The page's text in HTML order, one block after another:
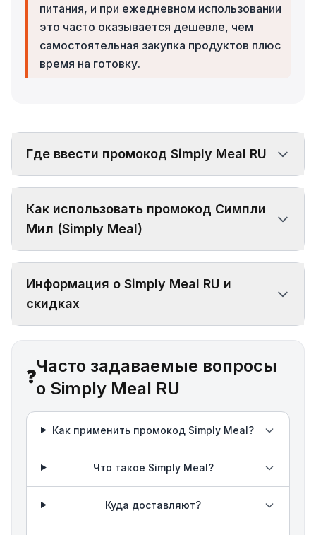
питания, и при ежедневном использовании
это часто оказывается дешевле, чем
самостоятельная закупка продуктов плюс
время на готовку.
Где ввести промокод Simply Meal RU
Как использовать промокод Симпли
Мил (Simply Meal)
Информация о Simply Meal RU и
скидках
❓
Часто задаваемые вопросы
о Simply Meal RU
Как применить промокод Simply Meal?
Что такое Simply Meal?
Куда доставляют?